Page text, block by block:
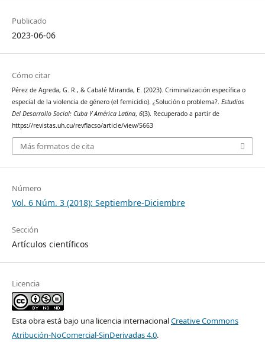
Publicado
2023-06-06
Cómo citar
Pérez de Agreda, G. R., & Cabalé Miranda, E. (2023). Criminalización específica o
especial de la violencia de género (el femicidio). ¿Solución o problema?. Estudios
Del Desarrollo Social: Cuba Y América Latina, 6(3). Recuperado a partir de
https://revistas.uh.cu/revflacso/article/view/5663
Más formatos de cita
Número
Vol. 6 Núm. 3 (2018): Septiembre-Diciembre
Sección
Artículos científicos
Licencia
Esta obra está bajo una licencia internacionalCreative Commons
Atribución-NoComercial-SinDerivadas 4.0.